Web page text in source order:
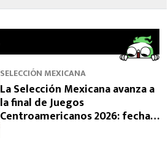
SELECCIÓN MEXICANA
La Selección Mexicana avanza a
la final de Juegos
Centroamericanos 2026: fecha,